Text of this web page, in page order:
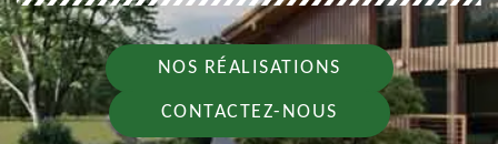
NOS RÉALISATIONS
CONTACTEZ-NOUS